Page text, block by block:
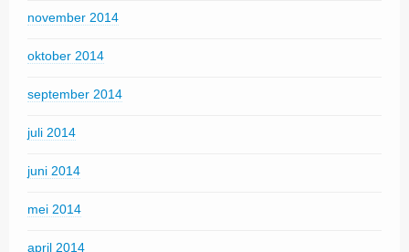
november 2014
oktober 2014
september 2014
juli 2014
juni 2014
mei 2014
april 2014